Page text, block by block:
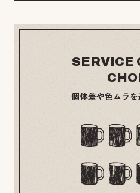
SERVICE
個体差や色ムラ